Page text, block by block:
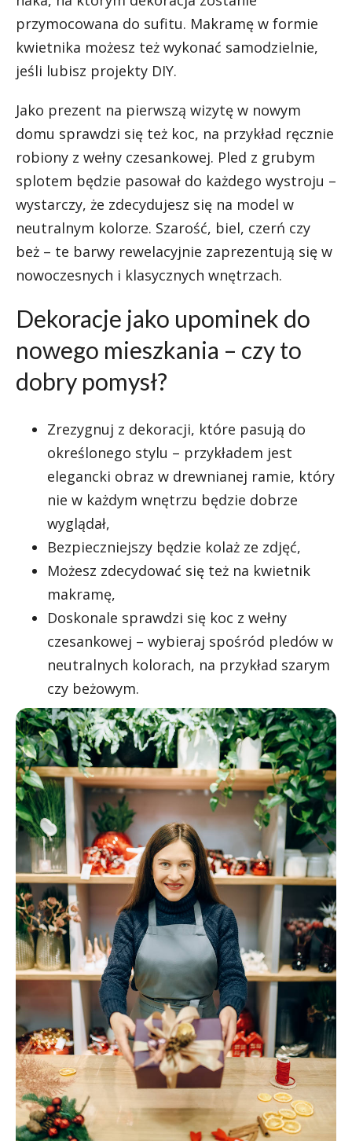
przymocowana do sufitu. Makramę w formie
kwietnika możesz też wykonać samodzielnie,
jeśli lubisz projekty DIY.
Jako prezent na pierwszą wizytę w nowym
domu sprawdzi się też koc, na przykład ręcznie
robiony z wełny czesankowej. Pled z grubym
splotem będzie pasował do każdego wystroju –
wystarczy, że zdecydujesz się na model w
neutralnym kolorze. Szarość, biel, czerń czy
beż – te barwy rewelacyjnie zaprezentują się w
nowoczesnych i klasycznych wnętrzach.
Dekoracje jako upominek do
nowego mieszkania – czy to
dobry pomysł?
Zrezygnuj z dekoracji, które pasują do
określonego stylu – przykładem jest
elegancki obraz w drewnianej ramie, który
nie w każdym wnętrzu będzie dobrze
wyglądał,
Bezpieczniejszy będzie kolaż ze zdjęć,
Możesz zdecydować się też na kwietnik
makramę,
Doskonale sprawdzi się koc z wełny
czesankowej – wybieraj spośród pledów w
neutralnych kolorach, na przykład szarym
czy beżowym.